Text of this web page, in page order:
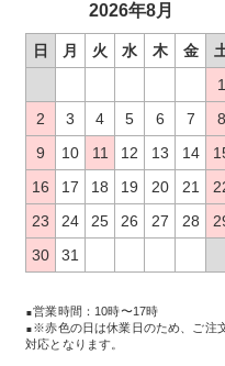
2026年8月
日 月 火 水 木 金
1
2
3 4 5 6 7
8
9
10 11 12 13 14
16
17 18 19 20 21
23
24 25 26 27 28
30
31
営業時間：10時〜17時
※赤色の日は休業日のため、ご注
対応となります。